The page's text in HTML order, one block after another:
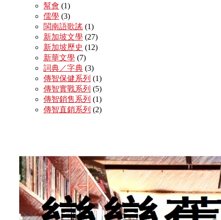
幫會 (1)
儒學 (3)
閩南語歌謠 (1)
新加坡文學 (27)
新加坡歷史 (12)
新華文學 (7)
詞典／字典 (3)
傳智保健系列 (1)
傳智實戰系列 (5)
傳智銷售系列 (1)
傳智直銷系列 (2)